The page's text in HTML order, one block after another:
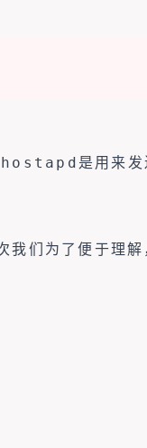
hostapd 是用来
们为了便于理解